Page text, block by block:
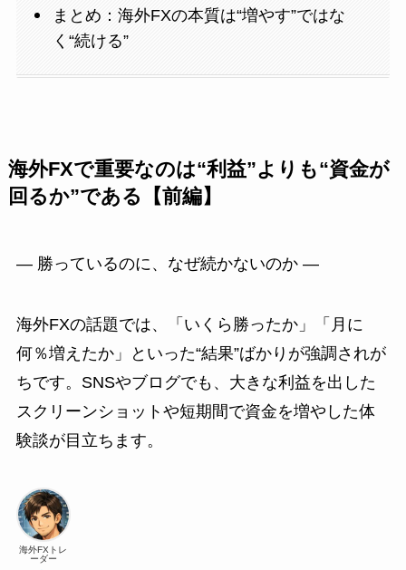
まとめ：海外FXの本質は“増やす”ではな
く“続ける”
海外FXで重要なのは“利益”よりも“資金が
回るか”である【前編】
― 勝っているのに、なぜ続かないのか ―
海外FXの話題では、「いくら勝ったか」「月に
何％増えたか」といった“結果”ばかりが強調されが
ちです。SNSやブログでも、大きな利益を出した
スクリーンショットや短期間で資金を増やした体
験談が目立ちます。
海外FXトレ
ーダー